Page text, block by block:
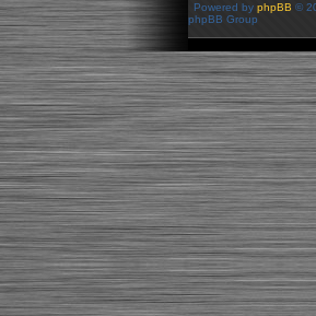
Powered by phpBB ©
phpBB Group